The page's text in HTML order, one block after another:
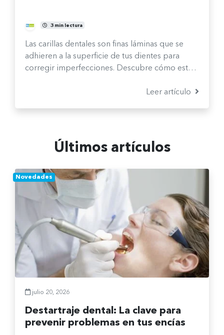
Comité Clínico
3 min lectura
Las carillas dentales son finas láminas que se
adhieren a la superficie de tus dientes para
corregir imperfecciones. Descubre cómo esta
la forma y la alineación de tu sonrisa.Leer artículo
Últimos artículos
Novedades
julio 20, 2026
Destartraje dental: La clave para
prevenir problemas en tus encías